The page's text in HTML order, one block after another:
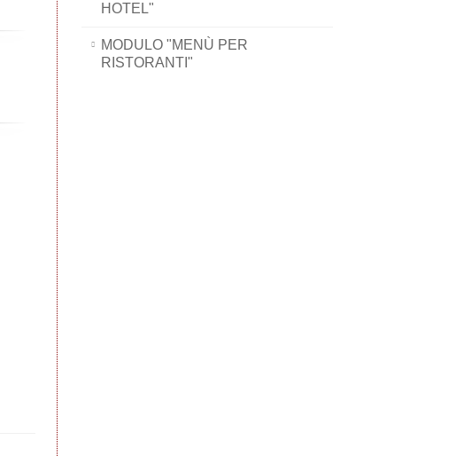
HOTEL"
MODULO "MENÙ PER
RISTORANTI"